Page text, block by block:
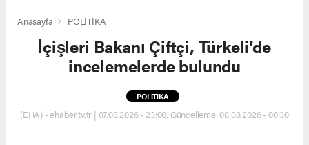
Anasayfa POLİTİKA
İçişleri Bakanı Çiftçi, Türkeli’de
incelemelerde bulundu
POLİTİKA
(EHA) - ehaber.tv.tr | 07.08.2026 - 23:00, Güncelleme: 08.08.2026 - 00:30